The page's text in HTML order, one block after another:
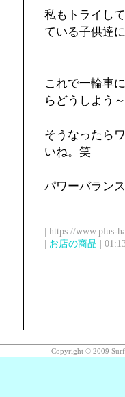
私もトライし
ている子供達
これで一輪車
らどうしよう～
そうなったら
いね。笑
パワーバラン
| https://www.plus-
| お店の商品 |
Copyright © 2009